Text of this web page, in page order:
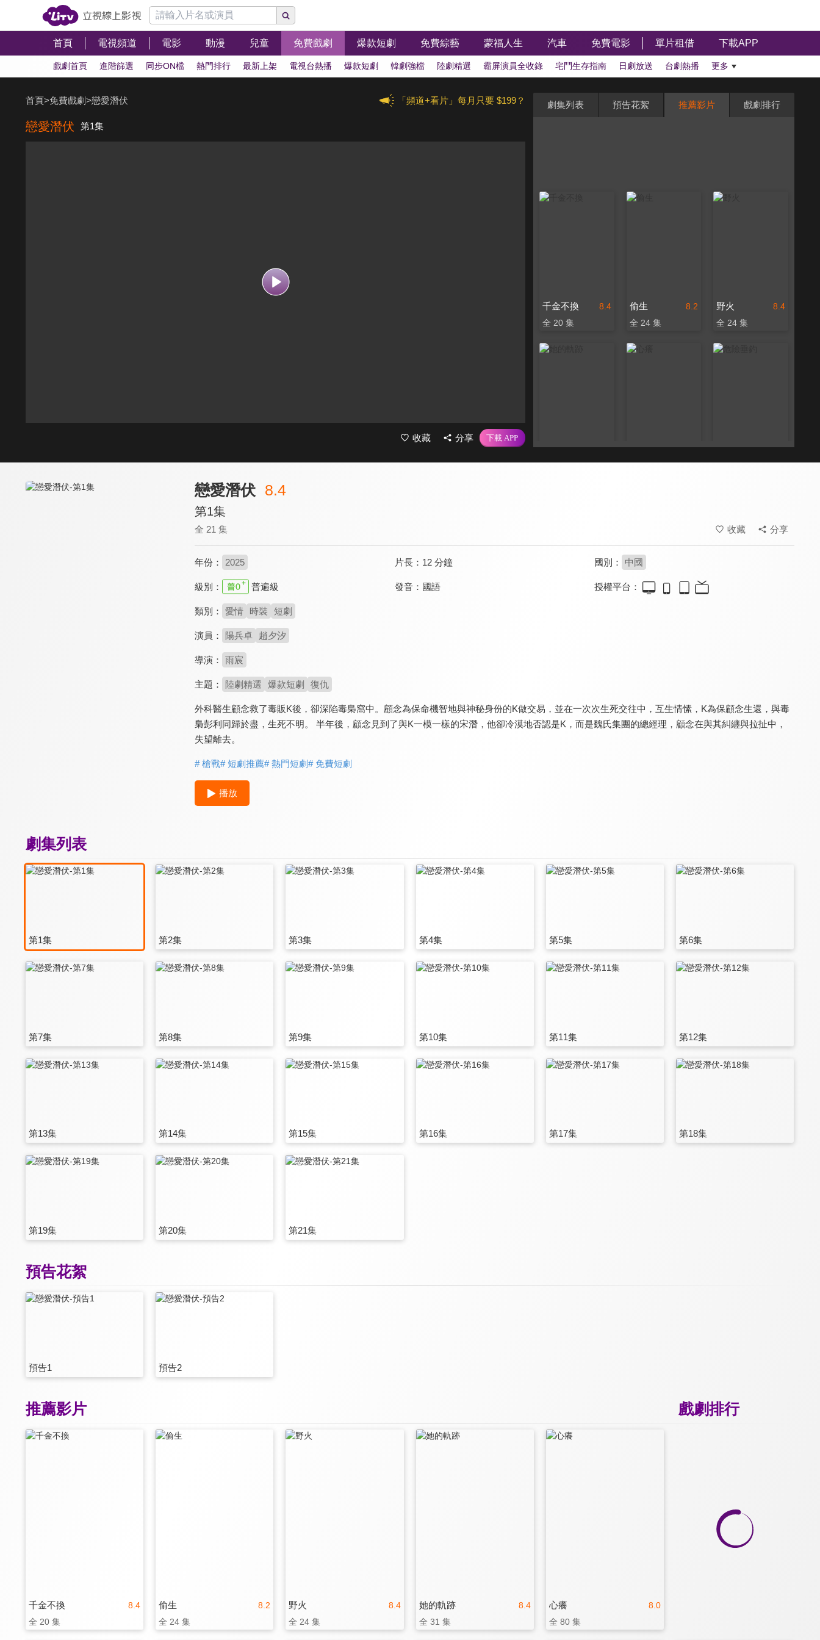
首頁 電視頻道 電影 動漫 兒童 免費戲劇 爆款短劇 免費綜藝 蒙福人生 汽車 免費電影 單片租借 下載APP
戲劇首頁 進階篩選 同步ON檔 熱門排行 最新上架 電視台熱播 爆款短劇 韓劇強檔 陸劇精選 霸屏演員全收錄 宅鬥生存指南 日劇放送 台劇熱播 更多
「頻道+看片」每月只要 $199？
首頁>免費戲劇>戀愛潛伏
戀愛潛伏 第1集
收藏 分享
劇集列表 預告花絮 推薦影片 戲劇排行
8.4
千金不換
全 20 集
8.2
偷生
全 24 集
8.4
野火
全 24 集
戀愛潛伏 8.4
第1集
全 21 集 收藏 分享
年份： 2025 片長： 12 分鐘 國別： 中國
級別： 普遍級 發音： 國語 授權平台：
類別： 愛情 時裝 短劇
演員： 陽兵卓 趙夕汐
導演： 雨宸
主題： 陸劇精選 爆款短劇 復仇
外科醫生顧念救了毒販K後，卻深陷毒梟窩中。顧念為保命機智地與神秘身份的K做交易，並在一次次生死交往中，互生情愫，K為保顧念生還，與毒
梟彭利同歸於盡，生死不明。 半年後，顧念見到了與K一模一樣的宋潛，他卻冷漠地否認是K，而是魏氏集團的總經理，顧念在與其糾纏與拉扯中，
失望離去。
# 槍戰# 短劇推薦# 熱門短劇# 免費短劇
播放
劇集列表
第1集 第2集 第3集 第4集 第5集 第6集
第7集 第8集 第9集 第10集 第11集 第12集
第13集 第14集 第15集 第16集 第17集 第18集
第19集 第20集 第21集
預告花絮
預告1 預告2
戲劇排行
推薦影片
8.4
千金不換
全 20 集
8.2
偷生
全 24 集
8.4
野火
全 24 集
8.4
她的軌跡
全 31 集
8.0
心癢
全 80 集